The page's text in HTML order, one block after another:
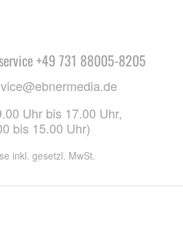
+49 731 88005-8205
Uhr bis 17.00 Uhr,
bis 15.00 Uhr)
inkl. gesetzl. MwSt.